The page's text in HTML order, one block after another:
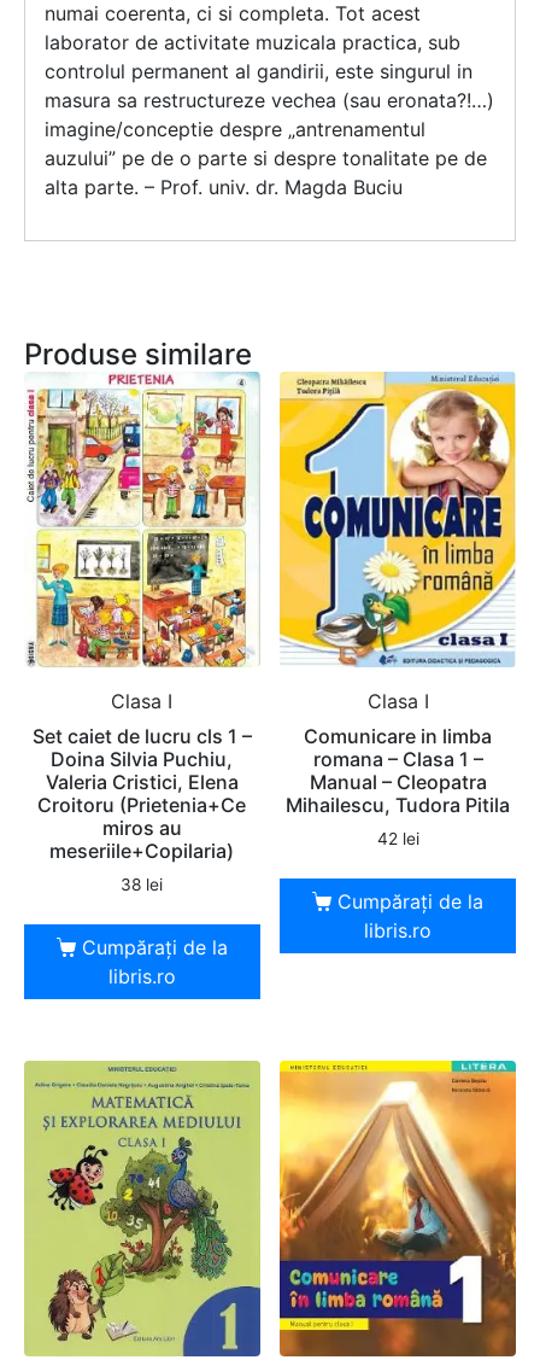
numai coerenta, ci si completa. Tot acest
laborator de activitate muzicala practica, sub
controlul permanent al gandirii, este singurul in
masura sa restructureze vechea (sau eronata?!…)
imagine/conceptie despre „antrenamentul
auzului” pe de o parte si despre tonalitate pe de
alta parte. – Prof. univ. dr. Magda Buciu
Produse similare
Clasa I
Set caiet de lucru cls 1 –
Doina Silvia Puchiu,
Valeria Cristici, Elena
Croitoru (Prietenia+Ce
miros au
meseriile+Copilaria)
38 lei
Cumpărați de la
libris.ro
Clasa I
Comunicare in limba
romana – Clasa 1 –
Manual – Cleopatra
Mihailescu, Tudora Pitila
42 lei
Cumpărați de la
libris.ro